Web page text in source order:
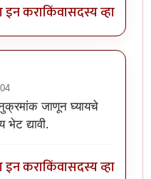
इन कराकिंवासदस्य व्हा
डॅनी ओशनजाणून घ्यायचे
द्यावी.
इन कराकिंवासदस्य व्हा